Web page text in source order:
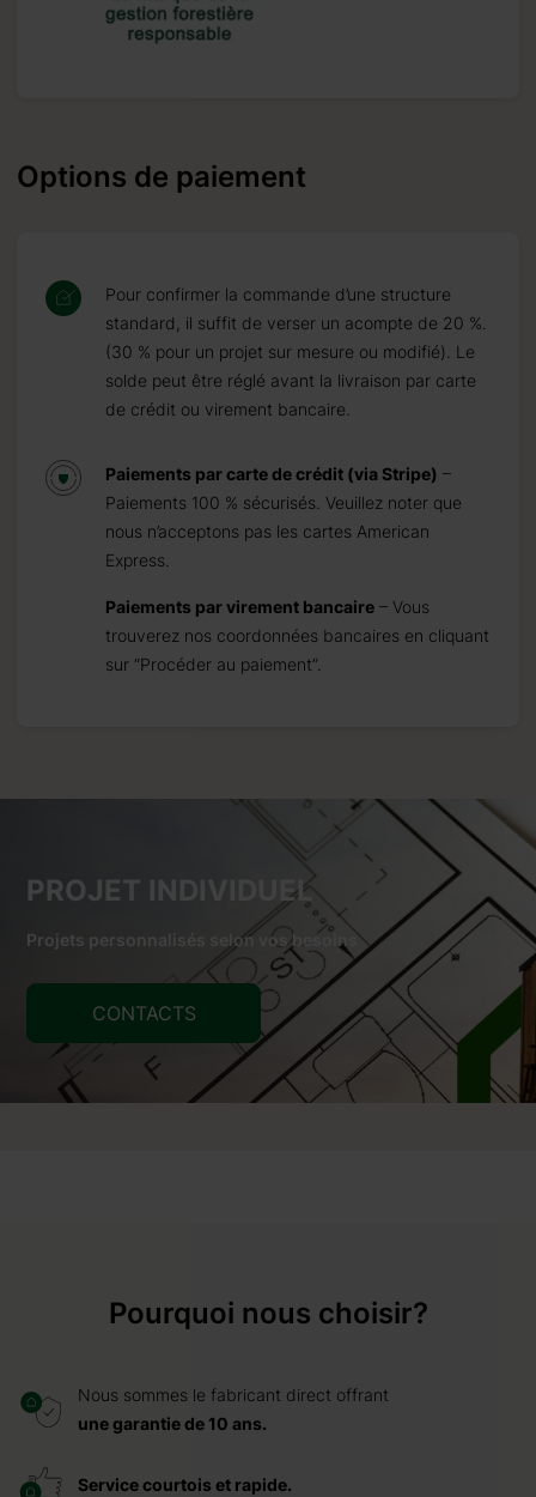
Options de paiement
Pour confirmer la commande d’une structure
standard, il suffit de verser un acompte de 20 %.
(30 % pour un projet sur mesure ou modifié). Le
solde peut être réglé avant la livraison par carte
de crédit ou virement bancaire.
Paiements par carte de crédit (via Stripe) –
Paiements 100 % sécurisés. Veuillez noter que
nous n’acceptons pas les cartes American
Express.
Paiements par virement bancaire – Vous
trouverez nos coordonnées bancaires en cliquant
sur “Procéder au paiement”.
PROJET INDIVIDUEL
Projets personnalisés selon vos besoins
CONTACTS
Pourquoi nous choisir?
Nous sommes le fabricant direct offrant
une garantie de 10 ans.
Service courtois et rapide.